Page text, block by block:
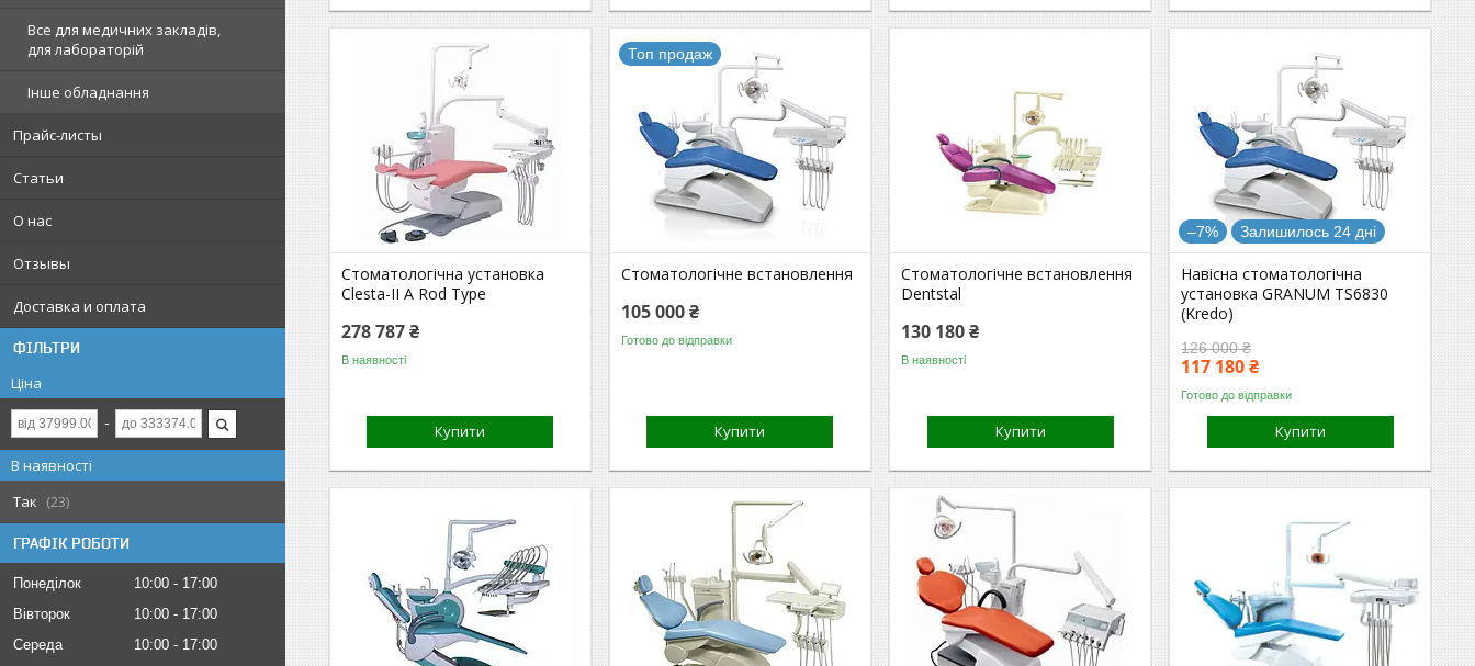
Все для медичних закладів,
для лабораторій
Інше обладнання
Прайс-листы
Статьи
О нас
Отзывы
Доставка и оплата
ФІЛЬТРИ
Ціна
В наявності
Так
23
ГРАФІК РОБОТИ
Понеділок 10:00
17:00
Вівторок
10:00
17:00
Середа
10:00
17:00
Стоматологічна установка
Clesta-II A Rod Type
278 787 ₴
В наявності
Купити
Топ продаж
Стоматологічне встановлення
105 000 ₴
Готово до відправки
Купити
Стоматологічне встановлення
Dentstal
130 180 ₴
В наявності
Купити
–7% Залишилось 24 дні
Навісна стоматологічна
установка GRANUM TS6830
(Kredo)
126 000 ₴
117 180 ₴
Готово до відправки
Купити